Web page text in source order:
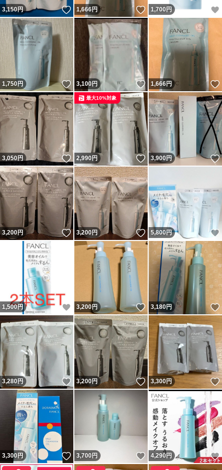
3,150円 いいね！
1,666円 いいね！
1,700 円
1,750円 いいね！
3,100円 いいね！
1,666円
3,050円 いいね！
2,990円 いいね！
最大10%対象
3,900円
3,200円 いいね！
3,200円 いいね！
5,800円
1,500円 いいね！
3,200円 いいね！
3,180円
3,280円 いいね！
3,200円 いいね！
3,300円
3,300円 いいね！
3,700 円 いいね！
4,290円